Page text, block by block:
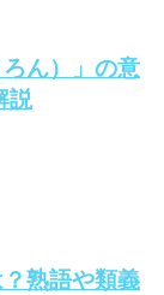
ろん）」の意
説
熟語や類義